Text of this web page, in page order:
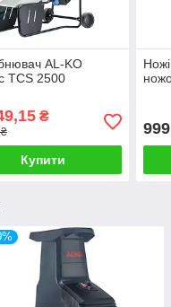
AL-KO
TCS 2500
₴
Купити
999